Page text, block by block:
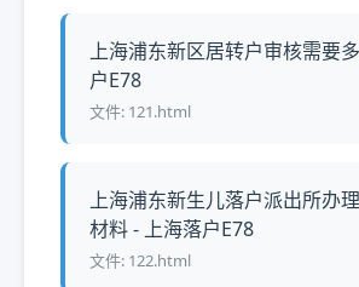
上海浦东新区居转户审核需要
户E78
文件: 121.html
上海浦东新生儿落户派出所办
材料 - 上海落户E78
文件: 122.html